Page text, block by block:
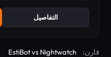
التفاصيل
قارن:
EstiBot vs Nightwatch